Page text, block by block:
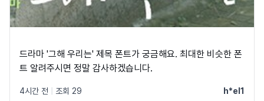
드라마 '그해 우리는' 제목 폰트가 궁금해요. 최대한 비슷한 폰
트 알려주시면 정말 감사하겠습니다.
4시간 전 조회 29 h*el1